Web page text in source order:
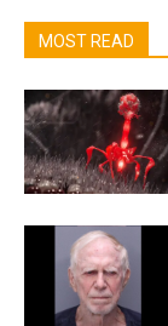
MOST READ